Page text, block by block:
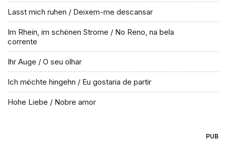
Lasst mich ruhen / Deixem-me descansar
Im Rhein, im schönen Strome / No Reno, na bela
corrente
Ihr Auge / O seu olhar
Ich möchte hingehn / Eu gostaria de partir
Hohe Liebe / Nobre amor
PUB